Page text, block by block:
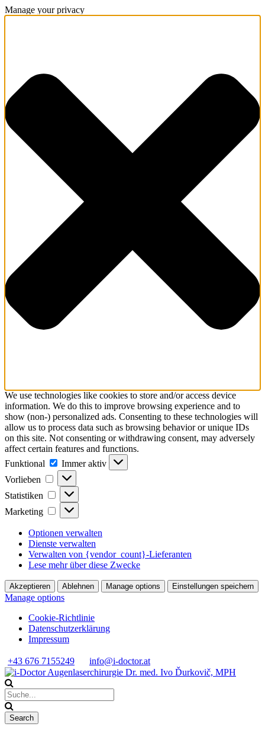
Manage your privacy
We use technologies like cookies to store and/or access device
information. We do this to improve browsing experience and to
show (non-) personalized ads. Consenting to these technologies will
allow us to process data such as browsing behavior or unique IDs
on this site. Not consenting or withdrawing consent, may adversely
affect certain features and functions.
Funktional
Funktional
Immer aktiv
Vorlieben
Vorlieben
Statistiken Statistiken
Marketing Marketing
Optionen verwalten
Dienste verwalten
Verwalten von {vendor_count}-Lieferanten
Lese mehr über diese Zwecke
Akzeptieren Ablehnen Manage options Einstellungen speichern
Manage options
Cookie-Richtlinie
Datenschutzerklärung
Impressum
+43 676 7155249 info@i-doctor.at